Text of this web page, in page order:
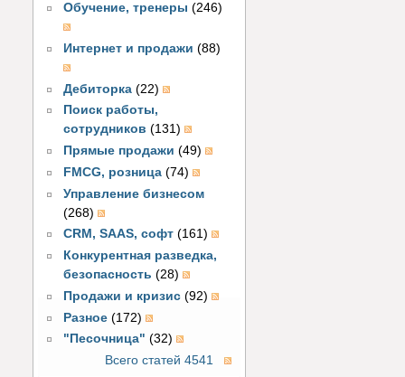
Обучение, тренеры (246)
Интернет и продажи (88)
Дебиторка (22)
Поиск работы,
сотрудников (131)
Прямые продажи (49)
FMCG, розница (74)
Управление бизнесом
(268)
CRM, SAAS, софт (161)
Конкурентная разведка,
безопасность (28)
Продажи и кризис (92)
Разное (172)
"Песочница" (32)
Всего статей 4541